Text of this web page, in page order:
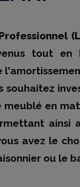
tout en
en
ainsi
avez le
ou le